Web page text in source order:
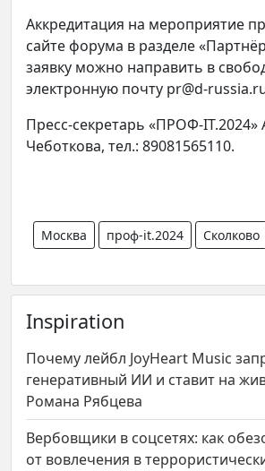
Аккредитация на мероприятие
сайте форума в разделе
заявку можно направить в
электронную почту pr@d-
Пресс-секретарь «ПРОФ-IT.2024»
Чеботкова, тел.: 89081565110.
Москва проф-it.2024 Сколково
Inspiration
Почему лейбл JoyHeart Music
генеративный ИИ и ставит на
Романа Рябцева
Вербовщики в соцсетях: как
от вовлечения в